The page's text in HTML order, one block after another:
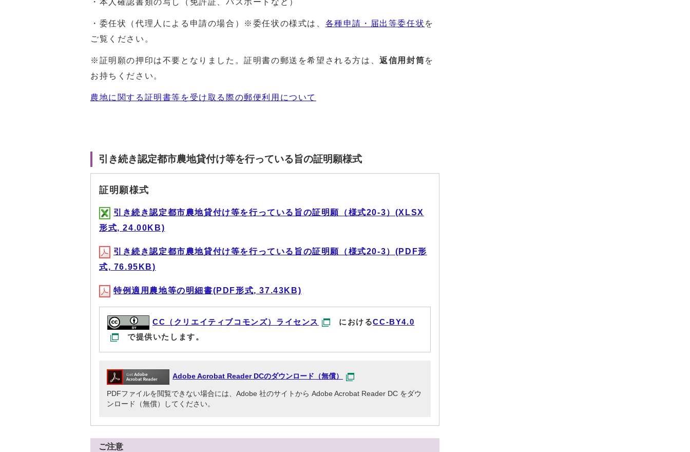
・本人確認書類の写し（免許証、パスポートなど）
・委任状（代理人による申請の場合）※委任状の様式は、 各種申請・届出等委任状 を
ご覧ください。
※証明願の押印は不要となりました。証明書の郵送を希望される方は、返信用封筒を
お持ちください。
農地に関する証明書等を受け取る際の郵便利用について
引き続き認定都市農地貸付け等を行っている旨の証明願様式
証明願様式
引き続き認定都市農地貸付け等を行っている旨の証明願（様式20-3）(XLSX
形式, 24.00KB)
引き続き認定都市農地貸付け等を行っている旨の証明願（様式20-3）(PDF形
式, 76.95KB)
特例適用農地等の明細書(PDF形式, 37.43KB)
CC（クリエイティブコモンズ）ライセンス におけるCC-BY4.0
で提供いたします。
Adobe Acrobat Reader DCのダウンロード（無償）
PDFファイルを閲覧できない場合には、Adobe 社のサイトから Adobe Acrobat Reader DC をダウ
ンロード（無償）してください。
ご注意